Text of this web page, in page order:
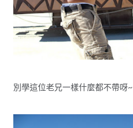
別學這位老兄一樣什麼都不帶呀~